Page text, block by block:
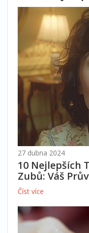
27 dubna 2024
10 Nejlepších
Zubů: Váš
Číst více